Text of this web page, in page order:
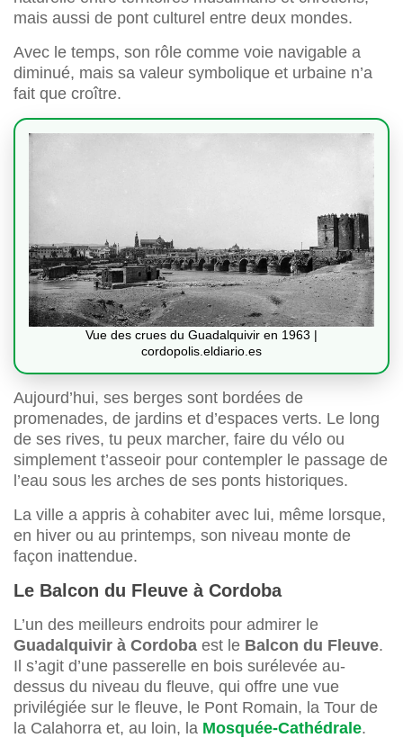
mais aussi de pont culturel entre deux mondes.
Avec le temps, son rôle comme voie navigable a
diminué, mais sa valeur symbolique et urbaine n’a
fait que croître.
Vue des crues du Guadalquivir en 1963 |
cordopolis.eldiario.es
Aujourd’hui, ses berges sont bordées de
promenades, de jardins et d’espaces verts. Le long
de ses rives, tu peux marcher, faire du vélo ou
simplement t’asseoir pour contempler le passage de
l’eau sous les arches de ses ponts historiques.
La ville a appris à cohabiter avec lui, même lorsque,
en hiver ou au printemps, son niveau monte de
façon inattendue.
Le Balcon du Fleuve à Cordoba
L’un des meilleurs endroits pour admirer le
Guadalquivir à Cordoba est le Balcon du Fleuve.
Il s’agit d’une passerelle en bois surélevée au-
dessus du niveau du fleuve, qui offre une vue
privilégiée sur le fleuve, le Pont Romain, la Tour de
la Calahorra et, au loin, la Mosquée-Cathédrale.